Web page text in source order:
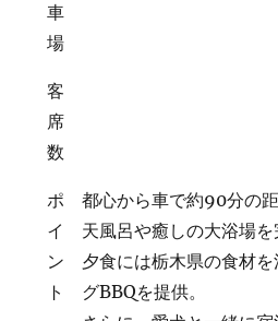
車
場
客
席
数
ポ
イ
ン
ト
都心から車で約90分の
天風呂や癒しの大浴場を
夕食には栃木県の食材
グBBQを提供。